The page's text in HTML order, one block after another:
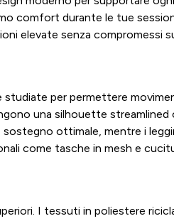
comfort durante le tue
elevate senza compromessi
per permettere
una silhouette
ottimale, mentre i
come tasche in mesh e
I tessuti in poliestere